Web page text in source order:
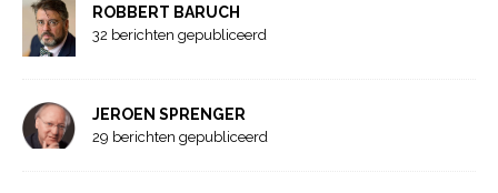
ROBBERT BARUCH
32 berichten gepubliceerd
JEROEN SPRENGER
29 berichten gepubliceerd